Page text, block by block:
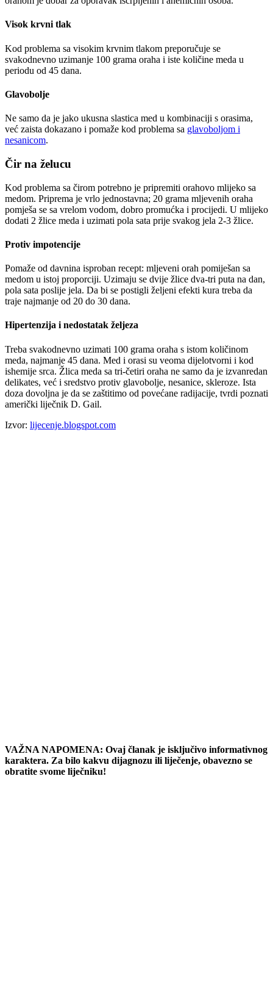
Visok krvni tlak
Kod problema sa visokim krvnim tlakom preporučuje se
svakodnevno uzimanje 100 grama oraha i iste količine meda u
periodu od 45 dana.
Glavobolje
Ne samo da je jako ukusna slastica med u kombinaciji s orasima,
već zaista dokazano i pomaže kod problema sa glavoboljom i
nesanicom.
Čir na želucu
Kod problema sa čirom potrebno je pripremiti orahovo mlijeko sa
medom. Priprema je vrlo jednostavna; 20 grama mljevenih oraha
pomješa se sa vrelom vodom, dobro promućka i procijedi. U mlijeko
dodati 2 žlice meda i uzimati pola sata prije svakog jela 2-3 žlice.
Protiv impotencije
Pomaže od davnina isproban recept: mljeveni orah pomiješan sa
medom u istoj proporciji. Uzimaju se dvije žlice dva-tri puta na dan,
pola sata poslije jela. Da bi se postigli željeni efekti kura treba da
traje najmanje od 20 do 30 dana.
Hipertenzija i nedostatak željeza
Treba svakodnevno uzimati 100 grama oraha s istom količinom
meda, najmanje 45 dana. Med i orasi su veoma dijelotvorni i kod
ishemije srca. Žlica meda sa tri-četiri oraha ne samo da je izvanredan
delikates, već i sredstvo protiv glavobolje, nesanice, skleroze. Ista
doza dovoljna je da se zaštitimo od povećane radijacije, tvrdi poznati
američki liječnik D. Gail.
Izvor: lijecenje.blogspot.com
VAŽNA NAPOMENA: Ovaj članak je isključivo informativnog
karaktera. Za bilo kakvu dijagnozu ili liječenje, obavezno se
obratite svome liječniku!